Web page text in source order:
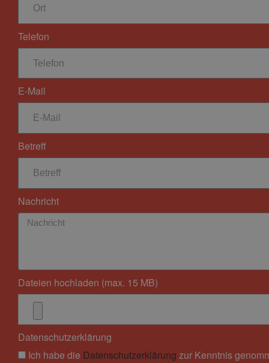
Telefon
E-Mail
Betreff
Nachricht
Dateien hochladen (max. 15 MB)
Datenschutzerklärung
Ich habe die Datenschutzerklärung zur Kenntnis